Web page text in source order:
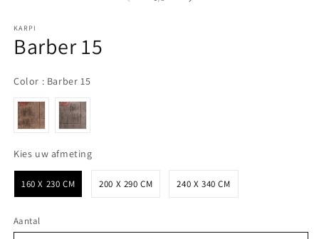
KARPI
Barber 15
Color : Barber 15Color
Kies uw afmetingKies uw afmeting
160 X 230 CM 200 X 290 CM 240 X 340 CM
Aantal